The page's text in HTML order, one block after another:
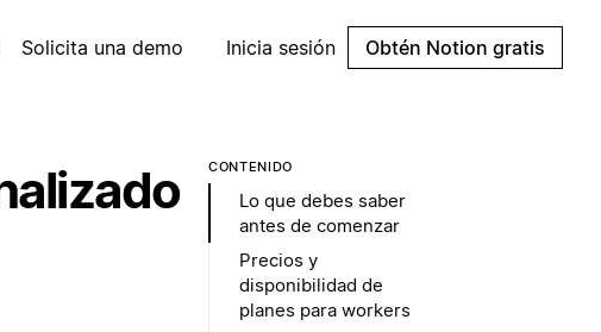
Solicita una demo Inicia sesión Obtén Notion gratis
CONTENIDO
Lo que debes saber
antes de comenzar
Precios y
disponibilidad de
planes para workers